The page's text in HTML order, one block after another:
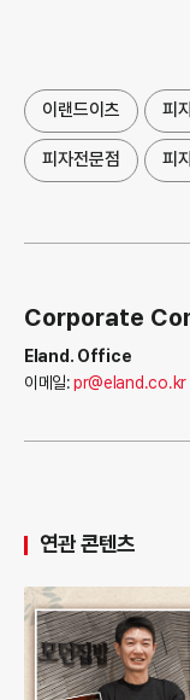
이랜드이츠 피
피자전문점 피
Corporate
Eland. Office
이메일:pr@eland.co.kr
연관 콘텐츠